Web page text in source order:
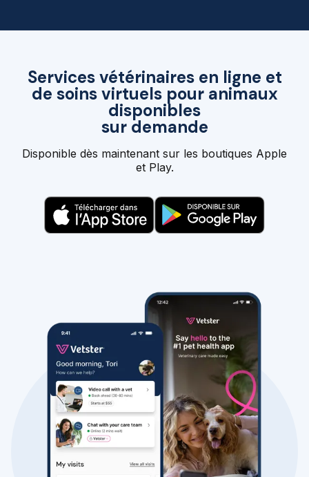
Services vétérinaires en ligne et
de soins virtuels pour animaux
disponibles
sur demande
Disponible dès maintenant sur les boutiques Apple
et Play.